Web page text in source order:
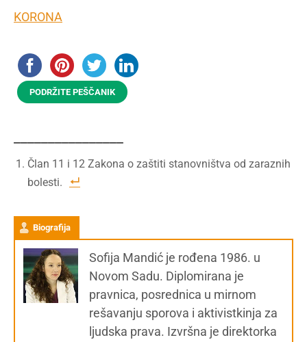
KORONA
PODRŽITE PEŠČANIK
Član 11 i 12 Zakona o zaštiti stanovništva od zaraznih
bolesti.
Biografija
Sofija Mandić je rođena 1986. u
Novom Sadu. Diplomirana je
pravnica, posrednica u mirnom
rešavanju sporova i aktivistkinja za
ljudska prava. Izvršna je direktorka